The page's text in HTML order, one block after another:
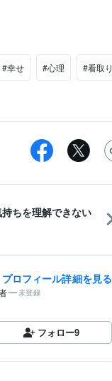
#幸せ #心理 #看取り
ちを理解できない
プロフィール詳細を見る
未登録
フォロー9